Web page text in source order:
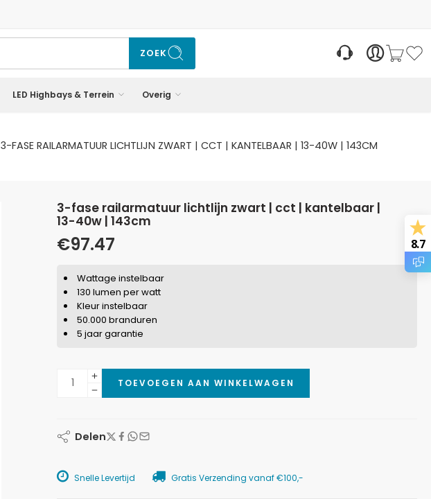
ZOEK
LED Highbays & Terrein Overig
3-FASE RAILARMATUUR LICHTLIJN ZWART | CCT | KANTELBAAR | 13-40W | 143CM
3-fase railarmatuur lichtlijn zwart | cct | kantelbaar |
13-40w | 143cm
€97.47
Wattage instelbaar
130 lumen per watt
Kleur instelbaar
50.000 branduren
5 jaar garantie
TOEVOEGEN AAN WINKELWAGEN
Delen
Snelle Levertijd Gratis Verzending vanaf €100,-
8.7